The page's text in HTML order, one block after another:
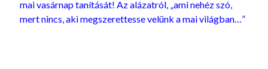
mai vasárnap tanítását! Az alázatról, „ami nehéz szó,
mert nincs, aki megszerettesse velünk a mai világban…”